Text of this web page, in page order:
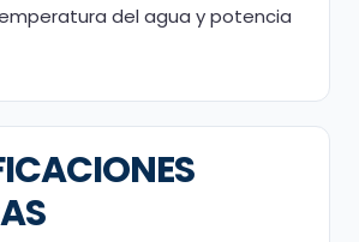
del agua y potencia